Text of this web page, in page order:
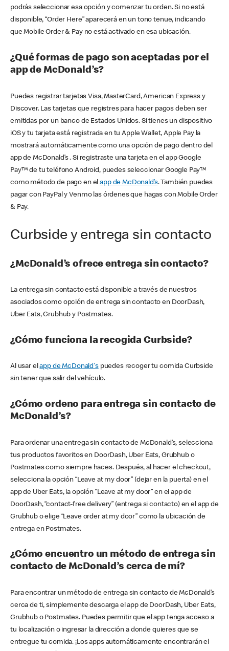
podrás seleccionar esa opción y comenzar tu orden. Si no está
disponible, “Order Here” aparecerá en un tono tenue, indicando
que Mobile Order & Pay no está activado en esa ubicación.
¿Qué formas de pago son aceptadas por el
app de McDonald’s?
Puedes registrar tarjetas Visa, MasterCard, American Express y
Discover. Las tarjetas que registres para hacer pagos deben ser
emitidas por un banco de Estados Unidos. Si tienes un dispositivo
iOS y tu tarjeta está registrada en tu Apple Wallet, Apple Pay la
mostrará automáticamente como una opción de pago dentro del
app de McDonald’s . Si registraste una tarjeta en el app Google
Pay™ de tu teléfono Android, puedes seleccionar Google Pay™
como método de pago en elapp de McDonald’s. También puedes
pagar con PayPal y Venmo las órdenes que hagas con Mobile Order
& Pay.
Curbside y entrega sin contacto
¿McDonald’s ofrece entrega sin contacto?
La entrega sin contacto está disponible a través de nuestros
asociados como opción de entrega sin contacto en DoorDash,
Uber Eats, Grubhub y Postmates.
¿Cómo funciona la recogida Curbside?
Al usar elapp de McDonald'spuedes recoger tu comida Curbside
sin tener que salir del vehículo.
¿Cómo ordeno para entrega sin contacto de
McDonald’s?
Para ordenar una entrega sin contacto de McDonald’s, selecciona
tus productos favoritos en DoorDash, Uber Eats, Grubhub o
Postmates como siempre haces. Después, al hacer el checkout,
selecciona la opción “Leave at my door” (dejar en la puerta) en el
app de Uber Eats, la opción “Leave at my door” en el app de
DoorDash, “contact-free delivery” (entrega si contacto) en el app de
Grubhub o elige “Leave order at my door” como la ubicación de
entrega en Postmates.
¿Cómo encuentro un método de entrega sin
contacto de McDonald’s cerca de mí?
Para encontrar un método de entrega sin contacto de McDonald’s
cerca de ti, simplemente descarga el app de DoorDash, Uber Eats,
Grubhub o Postmates. Puedes permitir que el app tenga acceso a
tu localización o ingresar la dirección a donde quieres que se
entregue tu comida. ¡Los apps automáticamente encontrarán el